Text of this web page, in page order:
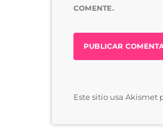
COMENTE.
Este sitio usa Akismet